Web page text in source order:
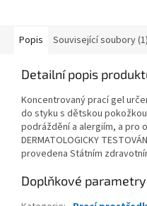
Popis Související soubory (1)
Detailní popis
Koncentrovaný prací gel
do styku s dětskou
podráždění a alergiím, a pro
DERMATOLOGICKY
provedena Státním
Doplňkové parametry